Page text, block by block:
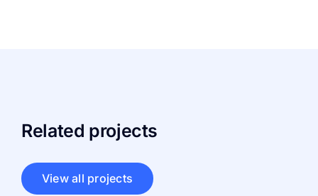
Related projects
View all projects